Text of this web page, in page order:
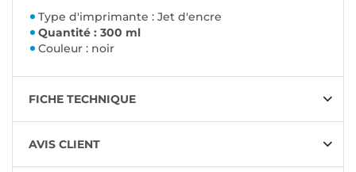
Type d'imprimante : Jet d'encre
Quantité : 300 ml
Couleur : noir
FICHE TECHNIQUE
AVIS CLIENT